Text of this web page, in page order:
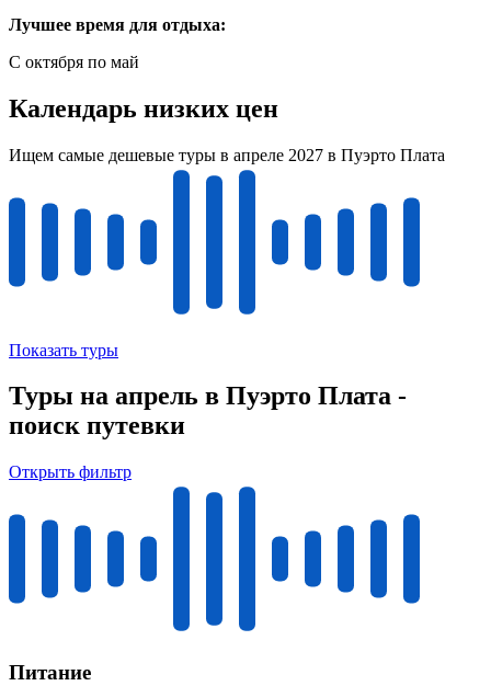
Лучшее время для отдыха:
С октября по май
Календарь низких цен
Ищем самые дешевые туры в апреле 2027 в Пуэрто Плата
Показать туры
Туры на апрель в Пуэрто Плата -
поиск путевки
Открыть фильтр
Питание